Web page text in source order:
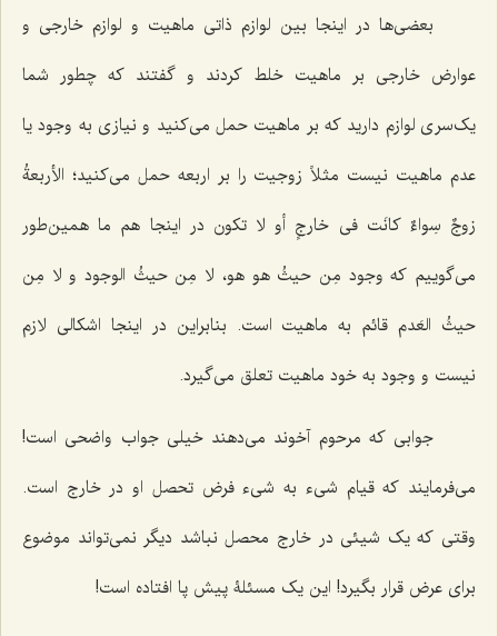
بعضی‌ها در اینجا بین لوازم ذاتی ماهیت و لوازم خارجی و
عوارض خارجی بر ماهیت خلط کردند و گفتند که چطور شما
یک‌سری لوازم دارید که بر ماهیت حمل می‌کنید و نیازی به وجود یا
عدم ماهیت نیست مثلاً زوجیت را بر اربعه حمل می‌کنید؛ الأربعةُ
زوجٌ سِواءٌ کانَت فی خارجٍ أو لا تکون در اینجا هم ما همین‌طور
می‌گوییم که وجود مِن حیثُ هو هو، لا مِن حیثُ الوجود و لا مِن
حیثُ العَدمقائم به ماهیت است. بنابراین در اینجا اشکالی لازم
نیست و وجود به خود ماهیت تعلق می‌گیرد.
جوابی که مرحوم آخوند می‌دهند خیلی جواب واضحی است!
می‌فرمایند که قیام شیء به شیء فرض تحصل او در خارج است.
وقتی که یک شیئی در خارج محصل نباشد دیگر نمی‌تواند موضوع
برای عرض قرار بگیرد! این یک مسئلۀ پیش پا افتاده است!